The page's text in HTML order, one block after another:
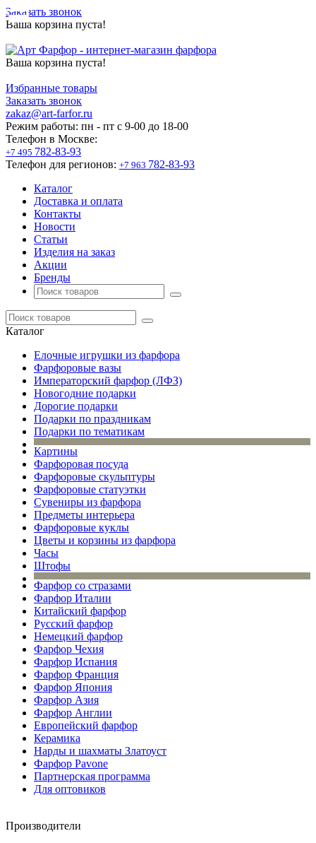
Заказать звонок
Ваша корзина пуста!
Ваша корзина пуста!
Избранные товары
Заказать звонок
zakaz@art-farfor.ru
Режим работы: пн - пт c 9-00 до 18-00
Телефон в Москве:
+7 495 782-83-93
Телефон для регионов: +7 963 782-83-93
Каталог
Доставка и оплата
Контакты
Новости
Статьи
Изделия на заказ
Акции
Бренды
Каталог
Елочные игрушки из фарфора
Фарфоровые вазы
Императорский фарфор (ЛФЗ)
Новогодние подарки
Дорогие подарки
Подарки по праздникам
Подарки по тематикам
Картины
Фарфоровая посуда
Фарфоровые скульптуры
Фарфоровые статуэтки
Сувениры из фарфора
Предметы интерьера
Фарфоровые куклы
Цветы и корзины из фарфора
Часы
Штофы
Фарфор со стразами
Фарфор Италии
Китайский фарфор
Русский фарфор
Немецкий фарфор
Фарфор Чехия
Фарфор Испания
Фарфор Франция
Фарфор Япония
Фарфор Азия
Фарфор Англии
Европейский фарфор
Керамика
Нарды и шахматы Златоуст
Фарфор Pavone
Партнерская программа
Для оптовиков
Производители